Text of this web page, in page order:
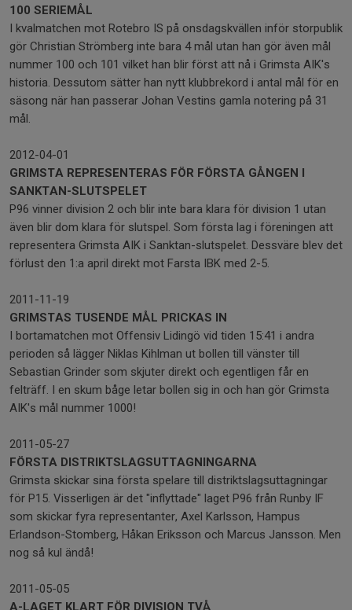
100 SERIEMÅL
I kvalmatchen mot Rotebro IS på onsdagskvällen inför storpublik
gör Christian Strömberg inte bara 4 mål utan han gör även mål
nummer 100 och 101 vilket han blir först att nå i Grimsta AIK's
historia. Dessutom sätter han nytt klubbrekord i antal mål för en
säsong när han passerar Johan Vestins gamla notering på 31
mål.
2012-04-01
GRIMSTA REPRESENTERAS FÖR FÖRSTA GÅNGEN I
SANKTAN-SLUTSPELET
P96 vinner division 2 och blir inte bara klara för division 1 utan
även blir dom klara för slutspel. Som första lag i föreningen att
representera Grimsta AIK i Sanktan-slutspelet. Dessväre blev det
förlust den 1:a april direkt mot Farsta IBK med 2-5.
2011-11-19
GRIMSTAS TUSENDE MÅL PRICKAS IN
I bortamatchen mot Offensiv Lidingö vid tiden 15:41 i andra
perioden så lägger Niklas Kihlman ut bollen till vänster till
Sebastian Grinder som skjuter direkt och egentligen får en
felträff. I en skum båge letar bollen sig in och han gör Grimsta
AIK's mål nummer 1000!
2011-05-27
FÖRSTA DISTRIKTSLAGSUTTAGNINGARNA
Grimsta skickar sina första spelare till distriktslagsuttagningar
för P15. Visserligen är det "inflyttade" laget P96 från Runby IF
som skickar fyra representanter, Axel Karlsson, Hampus
Erlandson-Stomberg, Håkan Eriksson och Marcus Jansson. Men
nog så kul ändå!
2011-05-05
A-LAGET KLART FÖR DIVISION TVÅ